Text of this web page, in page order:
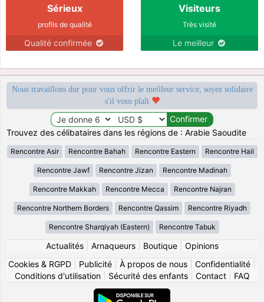
Sérieux
profils de qualité
Qualité confirmée
Visiteurs
Très visité
Le meilleur
Nous travaillons dur pour vous offrir le meilleur service, soyez solidaire
s'il vous plaît
Trouvez des célibataires dans les régions de : Arabie Saoudite
Rencontre Asir Rencontre Bahah Rencontre Eastern Rencontre Hail
Rencontre Jawf Rencontre Jizan Rencontre Madinah
Rencontre Makkah Rencontre Mecca Rencontre Najran
Rencontre Northern Borders Rencontre Qassim Rencontre Riyadh
Rencontre Sharqiyah (Eastern) Rencontre Tabuk
Actualités| Arnaqueurs| Boutique| Opinions
Cookies & RGPD
Publicité À propos de nous Confidentialité
Conditions d'utilisation| Sécurité des enfants| Contact| FAQ